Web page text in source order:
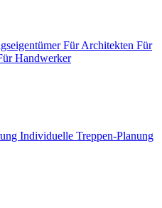
Für Architekten Für
Handwerker
Individuelle Treppen-Planung